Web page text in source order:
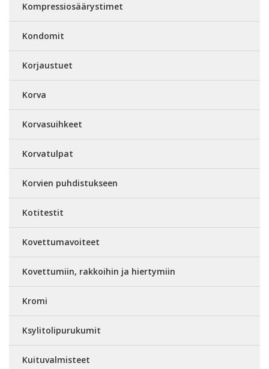
Kompressiosäärystimet
Kondomit
Korjaustuet
Korva
Korvasuihkeet
Korvatulpat
Korvien puhdistukseen
Kotitestit
Kovettumavoiteet
Kovettumiin, rakkoihin ja hiertymiin
Kromi
Ksylitolipurukumit
Kuituvalmisteet